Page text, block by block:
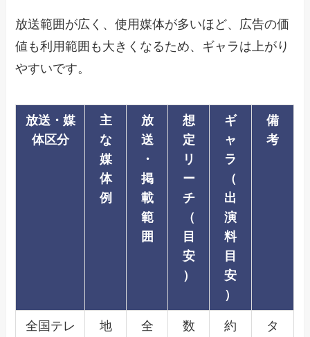
放送範囲が広く、使用媒体が多いほど、広告の価
値も利用範囲も大きくなるため、ギャラは上がり
やすいです。
放送・媒
体区分
主
な
媒
体
例
放
送
・
掲
載
範
囲
想
定
リ
ー
チ
（
目
安
）
ギ
ャ
ラ
（
出
演
料
目
安
）
備
考
全国テレ
地
全
数
約
タ